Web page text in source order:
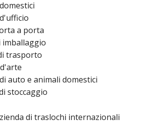
a porta
imballaggio
trasporto
auto e animali domestici
stoccaggio
di traslochi internazionali